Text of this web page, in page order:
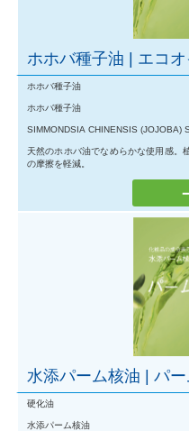
ホホバ種子油 | エコ
ホホバ種子油
ホホバ種子油
SIMMONDSIA CHINENSIS (JOJOBA)
天然のホホバ油でなめらかな使用感。
の摩擦を軽減。
水添パーム核油 | パ
硬化油
水添パーム核油